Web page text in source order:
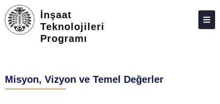
İnşaat
Teknolojileri
Programı
HAKKIMIZDA
LISANSÜSTÜ
Misyon, Vizyon ve Temel Değerler